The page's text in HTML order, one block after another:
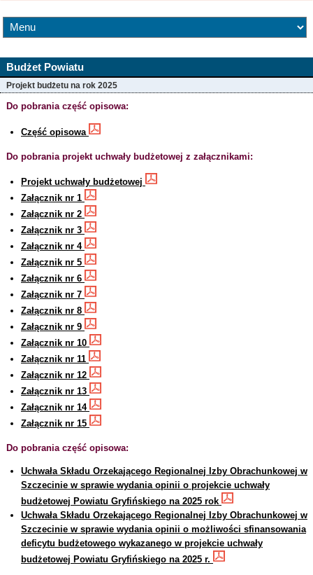
Budżet Powiatu
Projekt budżetu na rok 2025
Do pobrania część opisowa:
Część opisowa
Do pobrania projekt uchwały budżetowej z załącznikami:
Projekt uchwały budżetowej
Załącznik nr 1
Załącznik nr 2
Załącznik nr 3
Załącznik nr 4
Załącznik nr 5
Załącznik nr 6
Załącznik nr 7
Załącznik nr 8
Załącznik nr 9
Załącznik nr 10
Załącznik nr 11
Załącznik nr 12
Załącznik nr 13
Załącznik nr 14
Załącznik nr 15
Do pobrania część opisowa:
Uchwała Składu Orzekającego Regionalnej Izby Obrachunkowej w
Szczecinie w sprawie wydania opinii o projekcie uchwały
budżetowej Powiatu Gryfińskiego na 2025 rok
Uchwała Składu Orzekającego Regionalnej Izby Obrachunkowej w
Szczecinie w sprawie wydania opinii o możliwości sfinansowania
deficytu budżetowego wykazanego w projekcie uchwały
budżetowej Powiatu Gryfińskiego na 2025 r.